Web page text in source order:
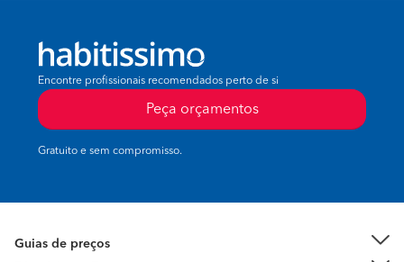
Encontre profissionais recomendados perto de si
Peça orçamentos
Gratuito e sem compromisso.
Guias de preços